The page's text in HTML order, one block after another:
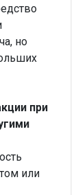
но
при
или